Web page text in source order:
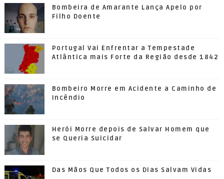
Bombeira de Amarante Lança Apelo por
Filho Doente
Portugal Vai Enfrentar a Tempestade
Atlântica mais Forte da Região desde 1842
Bombeiro Morre em Acidente a Caminho de
Incêndio
Herói Morre depois de Salvar Homem que
se Queria Suicidar
Das Mãos Que Todos os Dias Salvam Vidas